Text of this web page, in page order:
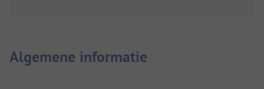
Algemene informatie